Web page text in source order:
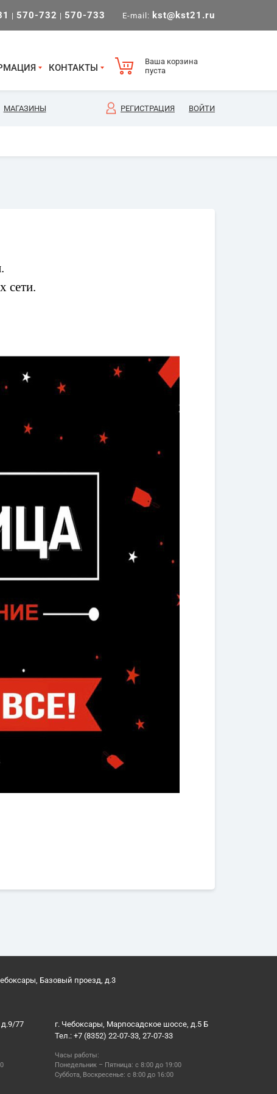
| 570-732 | 570-733 E-mail: kst@kst21.ru
КОНТАКТЫ
Ваша корзина
пуста
МАГАЗИНЫ РЕГИСТРАЦИЯ ВОЙТИ
сети.
Базовый проезд, д.3
д.9/77
г. Чебоксары, Марпосадское шоссе, д.5 Б
Тел.: +7 (8352) 22-07-33, 27-07-33
Часы работы:
Понедельник – Пятница: с 8:00 до 19:00
Суббота, Воскресенье: с 8:00 до 16:00